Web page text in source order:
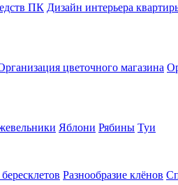
ПК Дизайн интерьера
цветочного магазина
Яблони Рябины Туи
Разнообразие клёнов